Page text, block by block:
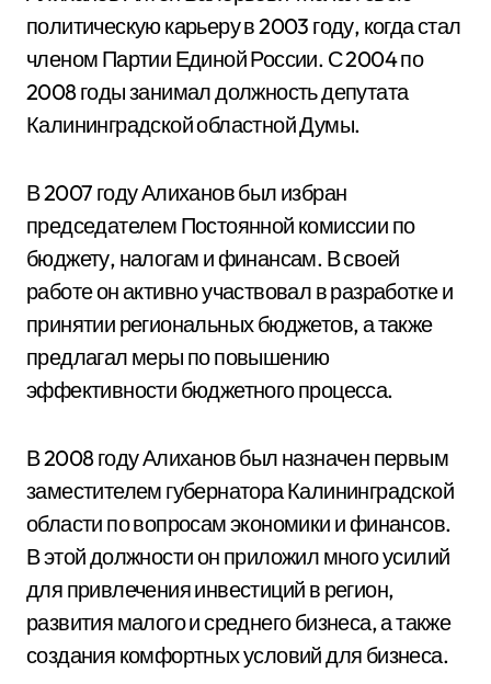
политическую карьеру в 2003 году, когда стал
членом Партии Единой России. С 2004 по
2008 годы занимал должность депутата
Калининградской областной Думы.
В 2007 году Алиханов был избран
председателем Постоянной комиссии по
бюджету, налогам и финансам. В своей
работе он активно участвовал в разработке и
принятии региональных бюджетов, а также
предлагал меры по повышению
эффективности бюджетного процесса.
В 2008 году Алиханов был назначен первым
заместителем губернатора Калининградской
области по вопросам экономики и финансов.
В этой должности он приложил много усилий
для привлечения инвестиций в регион,
развития малого и среднего бизнеса, а также
создания комфортных условий для бизнеса.